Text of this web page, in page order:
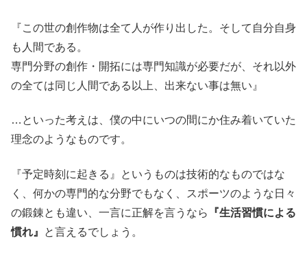
『この世の創作物は全て人が作り出した。そして自分自身
も人間である。
専門分野の創作・開拓には専門知識が必要だが、それ以外
の全ては同じ人間である以上、出来ない事は無い』
…といった考えは、僕の中にいつの間にか住み着いていた
理念のようなものです。
『予定時刻に起きる』というものは技術的なものではな
く、何かの専門的な分野でもなく、スポーツのような日々
の鍛錬とも違い、一言に正解を言うなら
『生活習慣による
慣れ』
と言えるでしょう。